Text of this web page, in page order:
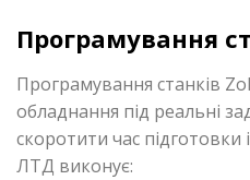
Програмування
Програмування станків
обладнання під реальні
скоротити час
ЛТД виконує: